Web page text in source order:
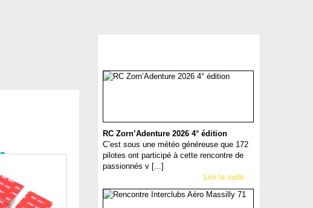
RC Zorn’Adenture 2026 4° édition
C’est sous une météo généreuse que 172
pilotes ont participé à cette rencontre de
passionnés v [...]
Lire la suite ...